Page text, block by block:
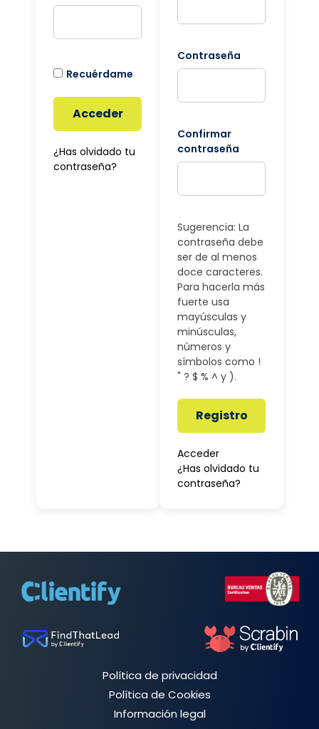
Recuérdame
Acceder
¿Has olvidado tu
contraseña?
Contraseña
Confirmar
contraseña
Sugerencia: La
contraseña debe
ser de al menos
doce caracteres.
Para hacerla más
fuerte usa
mayúsculas y
minúsculas,
números y
símbolos como !
" ? $ % ^ y ).
Registro
Acceder
¿Has olvidado tu
contraseña?
Política de privacidad
Política de Cookies
Información legal